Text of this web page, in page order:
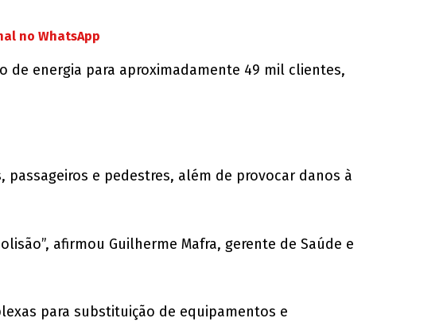
no WhatsApp
de energia para aproximadamente 49 mil clientes,
e pedestres, além de provocar danos à
afirmou Guilherme Mafra, gerente de Saúde e
para substituição de equipamentos e